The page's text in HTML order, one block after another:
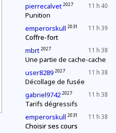
11 h 40
pierrecalvet 2027
Punition
11 h 39
emperorskull 2031
Coffre-fort
11 h 38
mbrt 2027
Une partie de cache-cache
11 h 38
user8289 2027
Décollage de fusée
11 h 38
gabriel9742 2027
Tarifs dégressifs
11 h 38
emperorskull 2031
Choisir ses cours